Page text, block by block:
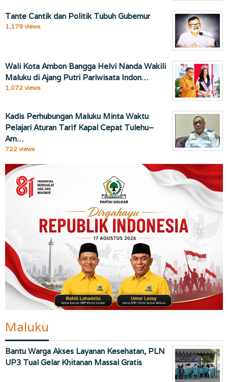
Tante Cantik dan Politik Tubuh Gubernur
1,179 views
Wali Kota Ambon Bangga Helvi Nanda Wakili
Maluku di Ajang Putri Pariwisata Indon…
1,072 views
Kadis Perhubungan Maluku Minta Waktu
Pelajari Aturan Tarif Kapal Cepat Tulehu–
Am…
722 views
Maluku
Bantu Warga Akses Layanan Kesehatan, PLN
UP3 Tual Gelar Khitanan Massal Gratis